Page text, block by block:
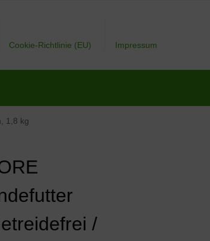
Cookie-Richtlinie (EU) Impressum
1,8 kg
/